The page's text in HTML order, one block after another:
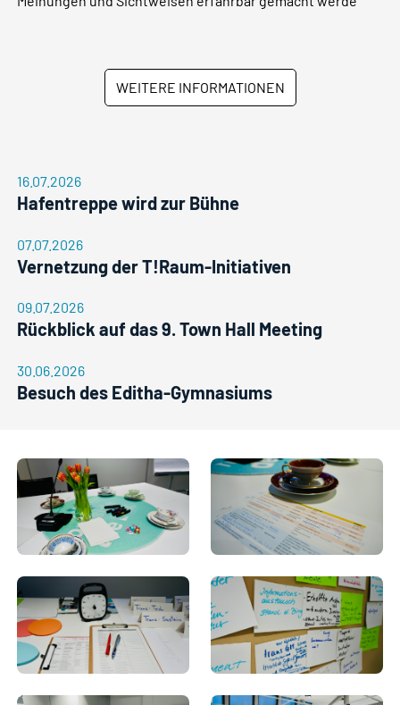
WEITERE INFORMATIONEN
16.07.2026
Hafentreppe wird zur Bühne
07.07.2026
Vernetzung der T!Raum-Initiativen
09.07.2026
Rückblick auf das 9. Town Hall Meeting
30.06.2026
Besuch des Editha-Gymnasiums